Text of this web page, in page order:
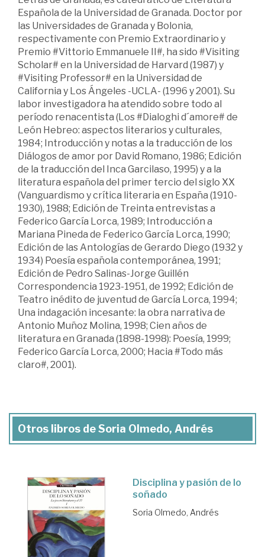
Española de la Universidad de Granada. Doctor por
las Universidades de Granada y Bolonia,
respectivamente con Premio Extraordinario y
Premio #Vittorio Emmanuele II#, ha sido #Visiting
Scholar# en la Universidad de Harvard (1987) y
#Visiting Professor# en la Universidad de
California y Los Ángeles -UCLA- (1996 y 2001). Su
labor investigadora ha atendido sobre todo al
período renacentista (Los #Dialoghi d´amore# de
León Hebreo: aspectos literarios y culturales,
1984; Introducción y notas a la traducción de los
Diálogos de amor por David Romano, 1986; Edición
de la traducción del Inca Garcilaso, 1995) y a la
literatura española del primer tercio del siglo XX
(Vanguardismo y crítica literaria en España (1910-
1930), 1988; Edición de Treinta entrevistas a
Federico García Lorca, 1989; Introducción a
Mariana Pineda de Federico García Lorca, 1990;
Edición de las Antologías de Gerardo Diego (1932 y
1934) Poesía española contemporánea, 1991;
Edición de Pedro Salinas-Jorge Guillén
Correspondencia 1923-1951, de 1992; Edición de
Teatro inédito de juventud de García Lorca, 1994;
Una indagación incesante: la obra narrativa de
Antonio Muñoz Molina, 1998; Cien años de
literatura en Granada (1898-1998): Poesía, 1999;
Federico García Lorca, 2000; Hacia #Todo más
claro#, 2001).
Otros libros de Soria Olmedo, Andrés
Disciplina y pasión de lo
soñado
Soria Olmedo, Andrés